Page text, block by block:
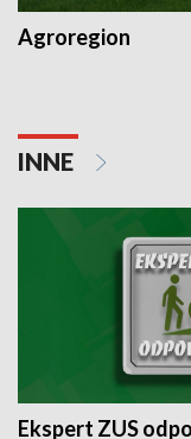
Agroregion
INNE
Ekspert ZUS